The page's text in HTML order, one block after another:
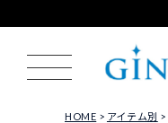
HOME アイテム別